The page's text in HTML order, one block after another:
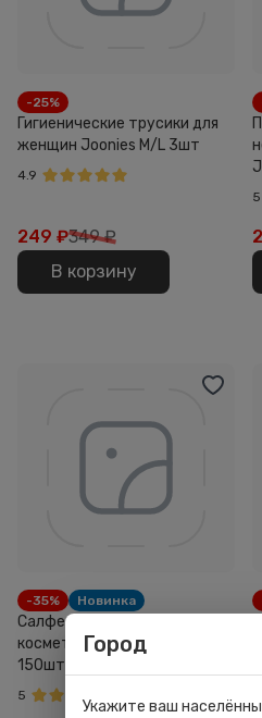
-25%
Гигиенические трусики для
женщин Joonies M/L 3шт
4.9
249 ₽349 ₽
В корзину
5
-35% Новинка
Салфетки бумажные
косметические Joonies
150шт
5
Город
Укажите ваш